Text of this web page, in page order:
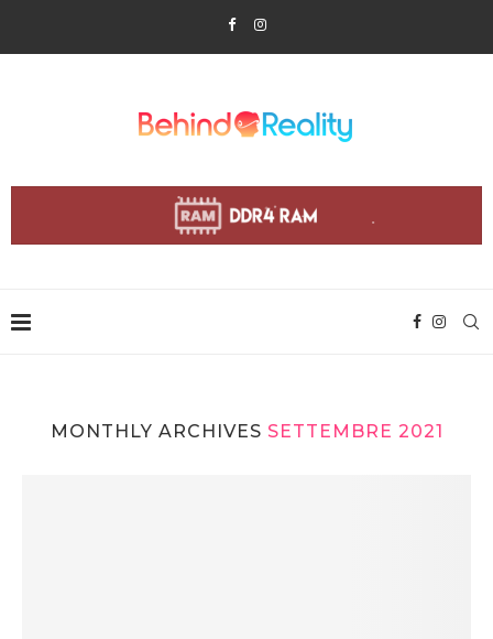
MONTHLY ARCHIVES SETTEMBRE 2021